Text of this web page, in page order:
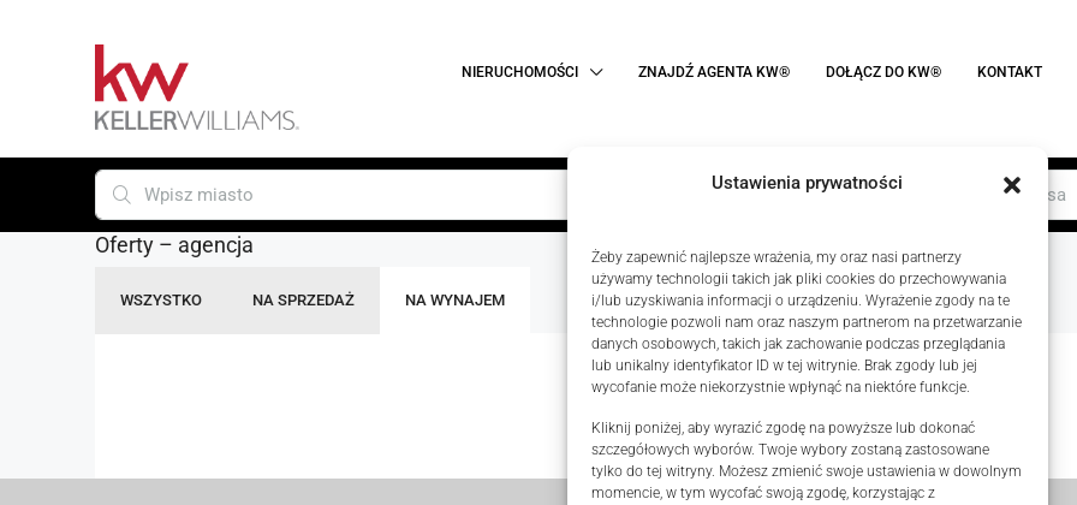
Ustawienia prywatności
Żeby zapewnić najlepsze wrażenia, my oraz nasi partnerzy
używamy technologii takich jak pliki cookies do przechowywania
i/lub uzyskiwania informacji o urządzeniu. Wyrażenie zgody na te
technologie pozwoli nam oraz naszym partnerom na przetwarzanie
danych osobowych, takich jak zachowanie podczas przeglądania
lub unikalny identyfikator ID w tej witrynie. Brak zgody lub jej
wycofanie może niekorzystnie wpłynąć na niektóre funkcje.
Kliknij poniżej, aby wyrazić zgodę na powyższe lub dokonać
szczegółowych wyborów. Twoje wybory zostaną zastosowane
tylko do tej witryny. Możesz zmienić swoje ustawienia w dowolnym
momencie, w tym wycofać swoją zgodę, korzystając z
NIERUCHOMOŚCI ZNAJDŹ AGENTA KW® DOŁĄCZ DO KW® KONTAKT
Rodzaj
Oferty – agencja
WSZYSTKO NA SPRZEDAŻ NA WYNAJEM